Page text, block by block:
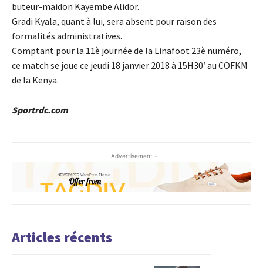
buteur-maidon Kayembe Alidor.
Gradi Kyala, quant à lui, sera absent pour raison des
formalités administratives.
Comptant pour la 11è journée de la Linafoot 23è numéro,
ce match se joue ce jeudi 18 janvier 2018 à 15H30′ au COFKM
de la Kenya.
Sportrdc.com
- Advertisement -
Articles récents